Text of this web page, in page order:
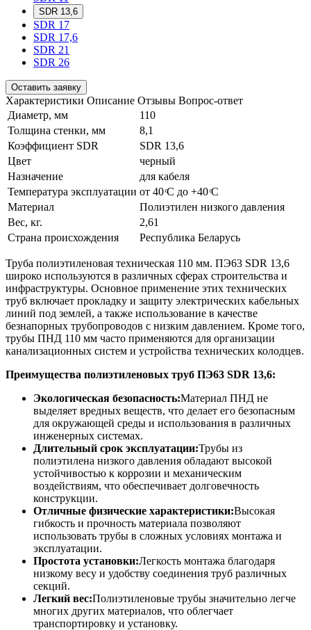
SDR 13,6
SDR 17
SDR 17,6
SDR 21
SDR 26
Оставить заявку
Характеристики Описание Отзывы Вопрос-ответ
Диаметр, мм
110
Толщина стенки, мм
8,1
Коэффициент SDR
SDR 13,6
Цвет
черный
Назначение
для кабеля
Температура эксплуатации от 40 ͦС до +40 ͦС
Материал
Полиэтилен низкого давления
Вес, кг.
2,61
Страна происхождения
Республика Беларусь
Труба полиэтиленовая техническая 110 мм. ПЭ63 SDR 13,6
широко используются в различных сферах строительства и
инфраструктуры. Основное применение этих технических
труб включает прокладку и защиту электрических кабельных
линий под землей, а также использование в качестве
безнапорных трубопроводов с низким давлением. Кроме того,
трубы ПНД 110 мм часто применяются для организации
канализационных систем и устройства технических колодцев.
Преимущества полиэтиленовых труб ПЭ63 SDR 13,6:
Экологическая безопасность:Материал ПНД не
выделяет вредных веществ, что делает его безопасным
для окружающей среды и использования в различных
инженерных системах.
Длительный срок эксплуатации:Трубы из
полиэтилена низкого давления обладают высокой
устойчивостью к коррозии и механическим
воздействиям, что обеспечивает долговечность
конструкции.
Отличные физические характеристики:Высокая
гибкость и прочность материала позволяют
использовать трубы в сложных условиях монтажа и
эксплуатации.
Простота установки:Легкость монтажа благодаря
низкому весу и удобству соединения труб различных
секций.
Легкий вес:Полиэтиленовые трубы значительно легче
многих других материалов, что облегчает
транспортировку и установку.